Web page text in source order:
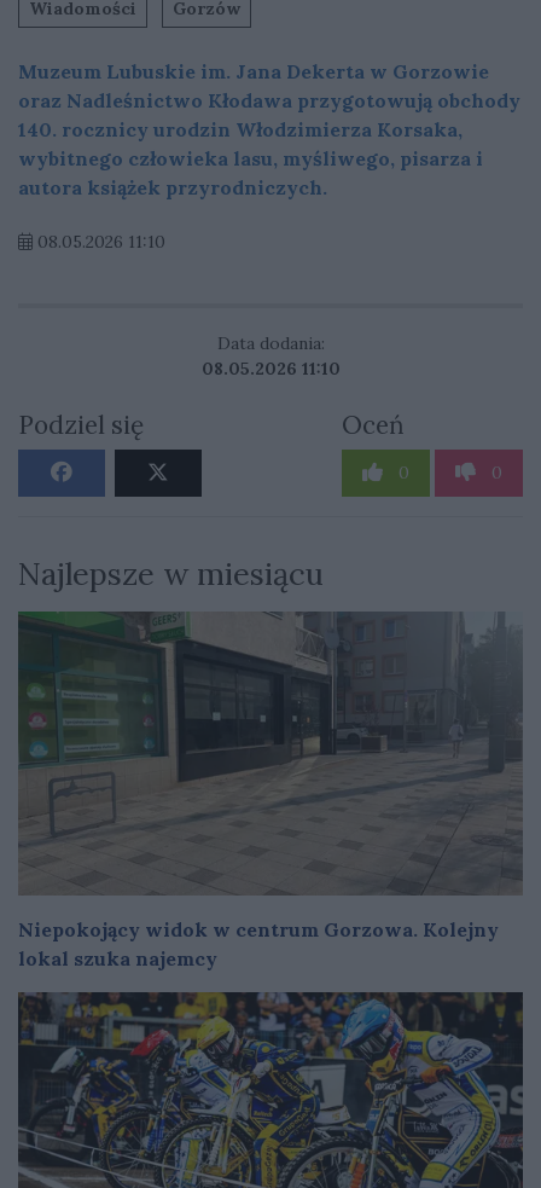
Wiadomości Gorzów
Muzeum Lubuskie im. Jana Dekerta w Gorzowie
oraz Nadleśnictwo Kłodawa przygotowują obchody
140. rocznicy urodzin Włodzimierza Korsaka,
wybitnego człowieka lasu, myśliwego, pisarza i
autora książek przyrodniczych.
08.05.2026 11:10
Data dodania:
08.05.2026 11:10
Podziel się Oceń
0 0
Najlepsze w miesiącu
Niepokojący widok w centrum Gorzowa. Kolejny
lokal szuka najemcy